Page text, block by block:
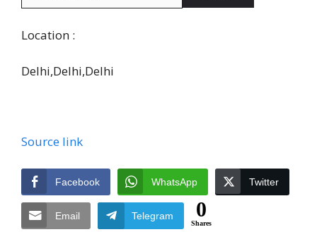
Location :
Delhi,Delhi,Delhi
Source link
Facebook WhatsApp Twitter
Email Telegram 0
Shares